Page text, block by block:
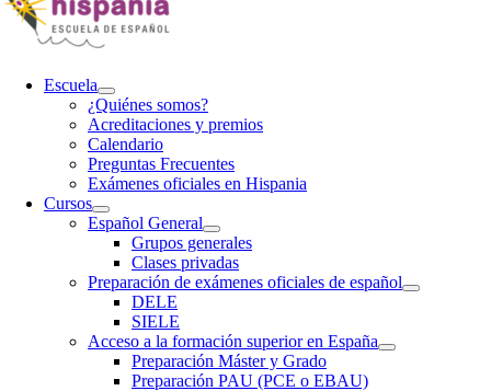
Escuela
¿Quiénes somos?
Acreditaciones y premios
Calendario
Preguntas Frecuentes
Exámenes oficiales en Hispania
Cursos
Español General
Grupos generales
Clases privadas
Preparación de exámenes oficiales de español
DELE
SIELE
Acceso a la formación superior en España
Preparación Máster y Grado
Preparación PAU (PCE o EBAU)